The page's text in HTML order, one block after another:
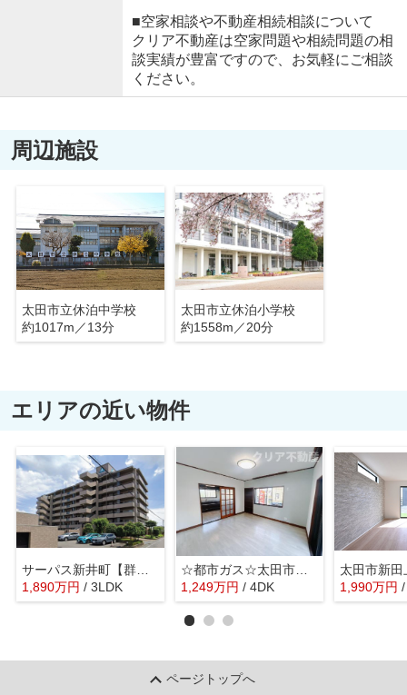
■空家相談や不動産相続相談について
クリア不動産は空家問題や相続問題の相
談実績が豊富ですので、お気軽にご相談
ください。
周辺施設
太田市立休泊中学校
約1017m／13分
太田市立休泊小学校
約1558m／20分
エリアの近い物件
サーパス新井町【群馬県太田市新井町】
1,890万円 / 3LDK
☆都市ガス☆太田市新道町1期 中古戸建
1,249万円 / 4DK 1,990万円
ページトップへ